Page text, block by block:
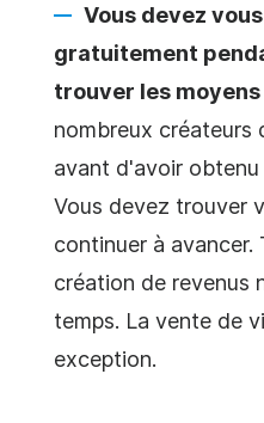
Vous devez
gratuitement
trouver les
nombreux créateurs
avant d'avoir
Vous devez trouver
continuer à
création de revenus
temps. La vente de
exception.